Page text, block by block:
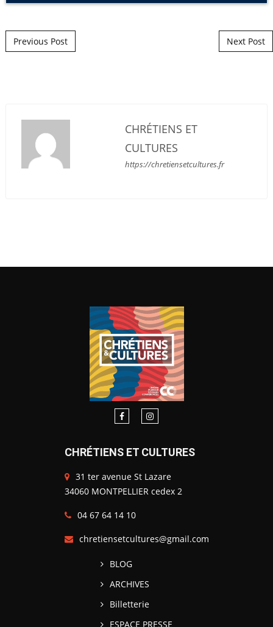
Post navigation
Previous Post Next Post
CHRÉTIENS ET
CULTURES
https://chretiensetcultures.fr
CHRÉTIENS ET CULTURES
31 ter avenue St Lazare
34060 MONTPELLIER cedex 2
04 67 64 14 10
chretiensetcultures@gmail.com
BLOG
ARCHIVES
Billetterie
ESPACE PRESSE